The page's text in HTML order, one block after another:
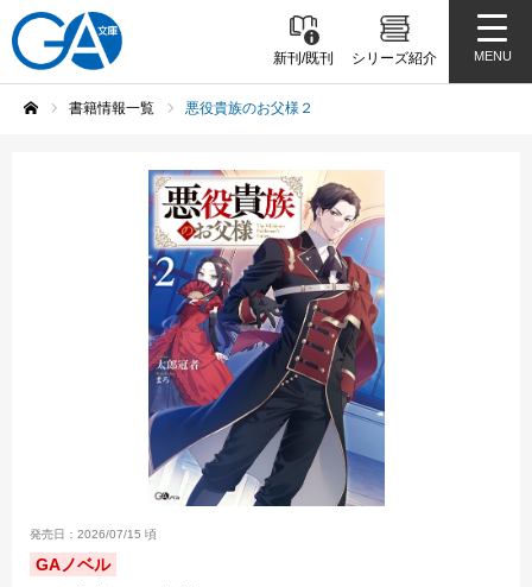
新刊/既刊 シリーズ紹介 MENU
書籍情報一覧 悪役貴族のお父様２
発売日：2026/07/15 頃
GAノベル